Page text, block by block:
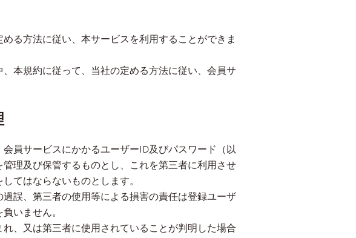
る方法に従い、本サービスを利用することができま
本規約に従って、当社の定める方法に従い、会員サ
員サービスにかかるユーザーID及びパスワード（以
理及び保管するものとし、これを第三者に利用させ
てはならないものとします。
誤、第三者の使用等による損害の責任は登録ユーザ
いません。
、又は第三者に使用されていることが判明した場合